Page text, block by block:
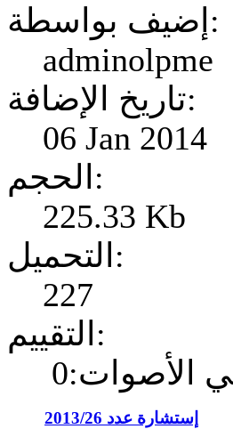
إضيف بواسطة:
adminolpme
تاريخ الإضافة:
06 Jan 2014
الحجم:
225.33 Kb
التحميل:
227
التقييم:
الأصوات:0
إستشارة عدد 2013/26